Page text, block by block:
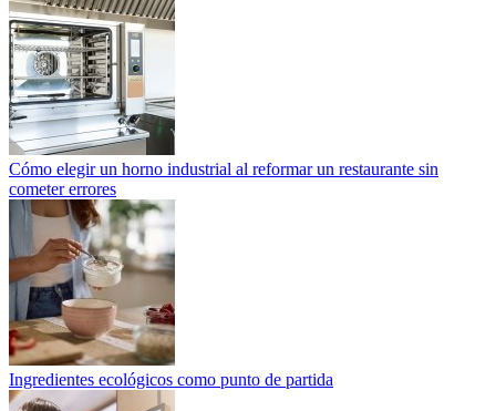
Cómo elegir un horno industrial al reformar un restaurante sin
cometer errores
Ingredientes ecológicos como punto de partida